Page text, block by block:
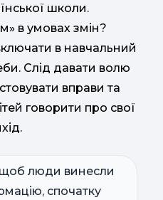
школи.
в умовах змін?
в навчальний
Слід давати волю
вправи та
говорити про свої
люди винесли
спочатку